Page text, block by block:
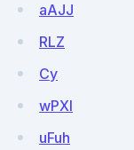
aAJJ
RLZ
Cy
wPXl
uFuh